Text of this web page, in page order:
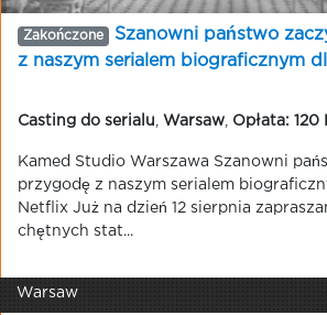
Zakończone
Szanowni państwo
z naszym serialem biograficznym
Casting do serialu Warsaw Opłata: 120
Kamed Studio Warszawa Szanowni
przygodę z naszym serialem
Netflix Już na dzień 12 sierpnia
chętnych stat...
Warsaw